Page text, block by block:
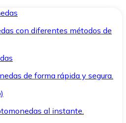
con diferentes métodos de
de forma rápida y segura.
al instante.